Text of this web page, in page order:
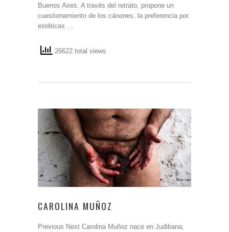
Buenos Aires. A través del retrato, propone un
cuestionamiento de los cánones, la preferencia por
estéticas …
26622 total views
CAROLINA MUÑOZ
Previous Next Carolina Muñoz nace en Judibana,